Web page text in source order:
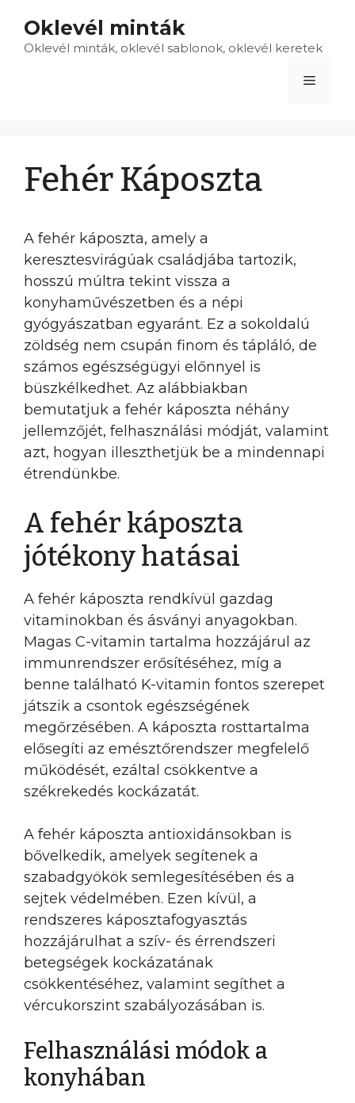
tartalomba
Oklevél minták
Oklevél minták, oklevél sablonok, oklevél keretek
Menü
Fehér Káposzta
A fehér káposzta, amely a
keresztesvirágúak családjába tartozik,
hosszú múltra tekint vissza a
konyhaművészetben és a népi
gyógyászatban egyaránt. Ez a sokoldalú
zöldség nem csupán finom és tápláló, de
számos egészségügyi előnnyel is
büszkélkedhet. Az alábbiakban
bemutatjuk a fehér káposzta néhány
jellemzőjét, felhasználási módját, valamint
azt, hogyan illeszthetjük be a mindennapi
étrendünkbe.
A fehér káposzta
jótékony hatásai
A fehér káposzta rendkívül gazdag
vitaminokban és ásványi anyagokban.
Magas C-vitamin tartalma hozzájárul az
immunrendszer erősítéséhez, míg a
benne található K-vitamin fontos szerepet
játszik a csontok egészségének
megőrzésében. A káposzta rosttartalma
elősegíti az emésztőrendszer megfelelő
működését, ezáltal csökkentve a
székrekedés kockázatát.
A fehér káposzta antioxidánsokban is
bővelkedik, amelyek segítenek a
szabadgyökök semlegesítésében és a
sejtek védelmében. Ezen kívül, a
rendszeres káposztafogyasztás
hozzájárulhat a szív- és érrendszeri
betegségek kockázatának
csökkentéséhez, valamint segíthet a
vércukorszint szabályozásában is.
Felhasználási módok a
konyhában